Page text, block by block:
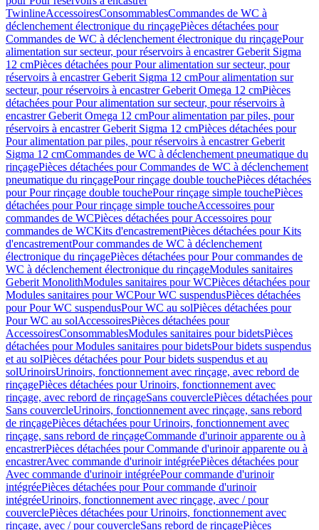
TwinlineAccessoiresConsommablesCommandes de WC à
déclenchement électronique du rinçagePièces détachées pour
Commandes de WC à déclenchement électronique du rinçagePour
alimentation sur secteur, pour réservoirs à encastrer Geberit Sigma
12 cmPièces détachées pour Pour alimentation sur secteur, pour
réservoirs à encastrer Geberit Sigma 12 cmPour alimentation sur
secteur, pour réservoirs à encastrer Geberit Omega 12 cmPièces
détachées pour Pour alimentation sur secteur, pour réservoirs à
encastrer Geberit Omega 12 cmPour alimentation par piles, pour
réservoirs à encastrer Geberit Sigma 12 cmPièces détachées pour
Pour alimentation par piles, pour réservoirs à encastrer Geberit
Sigma 12 cmCommandes de WC à déclenchement pneumatique du
rinçagePièces détachées pour Commandes de WC à déclenchement
pneumatique du rinçagePour rinçage double touchePièces détachées
pour Pour rinçage double touchePour rinçage simple touchePièces
détachées pour Pour rinçage simple toucheAccessoires pour
commandes de WCPièces détachées pour Accessoires pour
commandes de WCKits d'encastrementPièces détachées pour Kits
d'encastrementPour commandes de WC à déclenchement
électronique du rinçagePièces détachées pour Pour commandes de
WC à déclenchement électronique du rinçageModules sanitaires
Geberit MonolithModules sanitaires pour WCPièces détachées pour
Modules sanitaires pour WCPour WC suspendusPièces détachées
pour Pour WC suspendusPour WC au solPièces détachées pour
Pour WC au solAccessoiresPièces détachées pour
AccessoiresConsommablesModules sanitaires pour bidetsPièces
détachées pour Modules sanitaires pour bidetsPour bidets suspendus
et au solPièces détachées pour Pour bidets suspendus et au
solUrinoirsUrinoirs, fonctionnement avec rinçage, avec rebord de
rinçagePièces détachées pour Urinoirs, fonctionnement avec
rinçage, avec rebord de rinçageSans couverclePièces détachées pour
Sans couvercleUrinoirs, fonctionnement avec rinçage, sans rebord
de rinçagePièces détachées pour Urinoirs, fonctionnement avec
rinçage, sans rebord de rinçageCommande d'urinoir apparente ou à
encastrerPièces détachées pour Commande d'urinoir apparente ou à
encastrerAvec commande d'urinoir intégréePièces détachées pour
Avec commande d'urinoir intégréePour commande d'urinoir
intégréePièces détachées pour Pour commande d'urinoir
intégréeUrinoirs, fonctionnement avec rinçage, avec / pour
couverclePièces détachées pour Urinoirs, fonctionnement avec
rinçage, avec / pour couvercleSans rebord de rinçagePièces